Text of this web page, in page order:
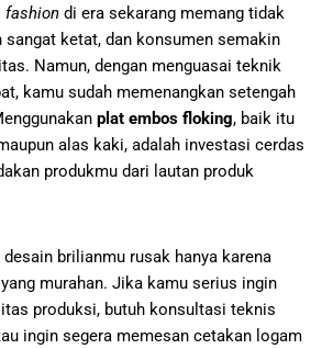
fashion di era sekarang memang tidak
sangat ketat, dan konsumen semakin
Namun, dengan menguasai teknik
kamu sudah memenangkan setengah
plat embos floking, baik itu
alas kaki, adalah investasi cerdas
produkmu dari lautan produk
brilianmu rusak hanya karena
murahan. Jika kamu serius ingin
produksi, butuh konsultasi teknis
ingin segera memesan cetakan logam